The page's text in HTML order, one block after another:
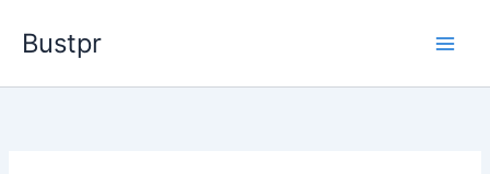
Bustpr